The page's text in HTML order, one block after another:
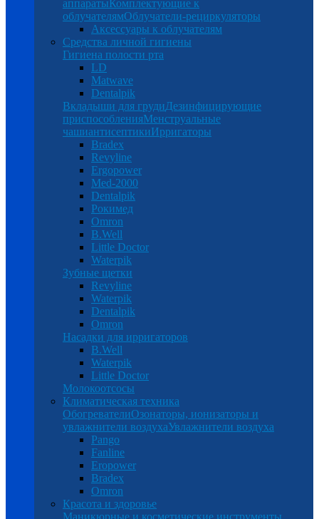
аппаратыКомплектующие к
облучателямОблучатели-рециркуляторы
Аксессуары к облучателям
Средства личной гигиены
Гигиена полости рта
LD
Matwave
Dentalpik
Вкладыши для грудиДезинфицирующие
приспособленияМенструальные
чашиантисептикиИрригаторы
Bradex
Revyline
Ergopower
Med-2000
Dentalpik
Рокимед
Omron
B.Well
Little Doctor
Waterpik
Зубные щетки
Revyline
Waterpik
Dentalpik
Omron
Насадки для ирригаторов
B.Well
Waterpik
Little Doctor
Молокоотсосы
Климатическая техника
ОбогревателиОзонаторы, ионизаторы и
увлажнители воздухаУвлажнители воздуха
Pango
Fanline
Eropower
Bradex
Omron
Красота и здоровье
Маникюрные и косметические инструменты